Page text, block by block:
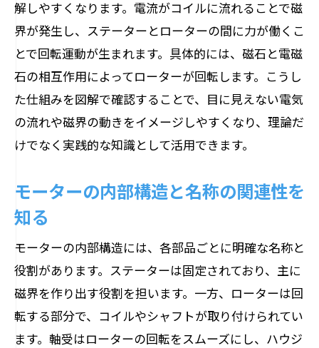
モーターが回る原理を中学生にもやさし
く説明
モーターの構造と回転の仕組みを簡単に
理解
中学生が知りたいモーターの基本構造と
動作
身近なモーターで学ぶ回転の仕組み
DCとACモーターの違いを図解で理解
DCモーターとACモーター構造の違いを解
説
図解で見るDC・ACモーターの基本構造
解しやすくなります。電流がコイルに流れることで磁
界が発生し、ステーターとローターの間に力が働くこ
とで回転運動が生まれます。具体的には、磁石と電磁
石の相互作用によってローターが回転します。こうし
た仕組みを図解で確認することで、目に見えない電気
の流れや磁界の動きをイメージしやすくなり、理論だ
けでなく実践的な知識として活用できます。
モーターの内部構造と名称の関連性を
知る
モーターの内部構造には、各部品ごとに明確な名称と
役割があります。ステーターは固定されており、主に
磁界を作り出す役割を担います。一方、ローターは回
転する部分で、コイルやシャフトが取り付けられてい
ます。軸受はローターの回転をスムーズにし、ハウジ